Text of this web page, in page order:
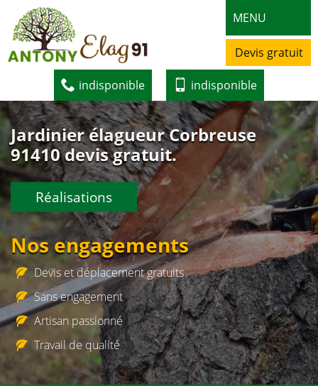
MENU
Devis gratuit
indisponible indisponible
Jardinier élagueur Corbreuse
91410 devis gratuit.
Réalisations
Nos engagements
Devis et déplacement gratuits
Sans engagement
Artisan passionné
Travail de qualité